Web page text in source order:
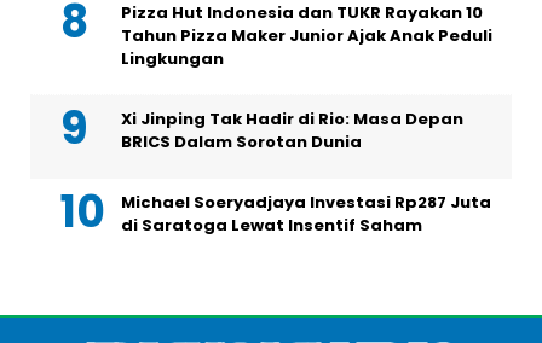
Pizza Hut Indonesia dan TUKR Rayakan 10
Tahun Pizza Maker Junior Ajak Anak Peduli
Lingkungan
Xi Jinping Tak Hadir di Rio: Masa Depan
BRICS Dalam Sorotan Dunia
Michael Soeryadjaya Investasi Rp287 Juta
di Saratoga Lewat Insentif Saham